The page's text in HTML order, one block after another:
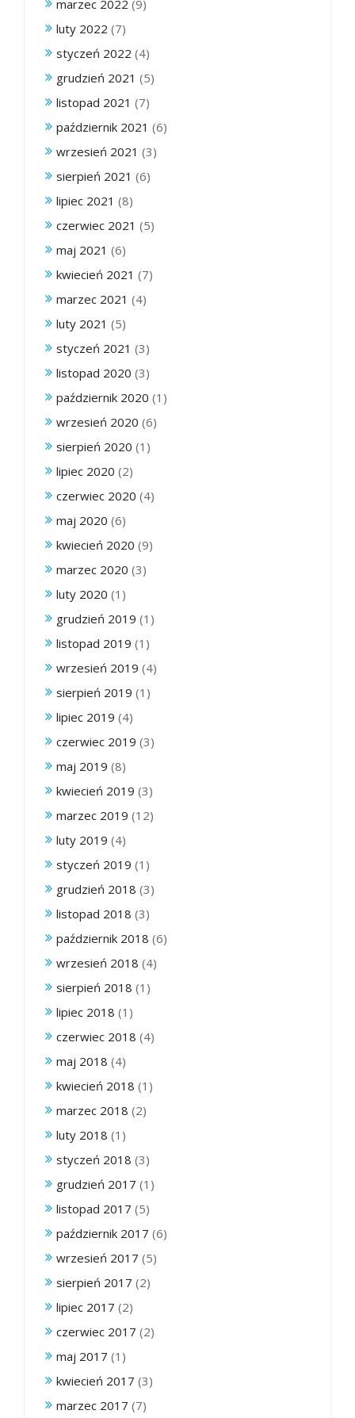
marzec 2022 (9)
luty 2022 (7)
styczeń 2022 (4)
grudzień 2021 (5)
listopad 2021 (7)
październik 2021 (6)
wrzesień 2021 (3)
sierpień 2021 (6)
lipiec 2021 (8)
czerwiec 2021 (5)
maj 2021 (6)
kwiecień 2021 (7)
marzec 2021 (4)
luty 2021 (5)
styczeń 2021 (3)
listopad 2020 (3)
październik 2020 (1)
wrzesień 2020 (6)
sierpień 2020 (1)
lipiec 2020 (2)
czerwiec 2020 (4)
maj 2020 (6)
kwiecień 2020 (9)
marzec 2020 (3)
luty 2020 (1)
grudzień 2019 (1)
listopad 2019 (1)
wrzesień 2019 (4)
sierpień 2019 (1)
lipiec 2019 (4)
czerwiec 2019 (3)
maj 2019 (8)
kwiecień 2019 (3)
marzec 2019 (12)
luty 2019 (4)
styczeń 2019 (1)
grudzień 2018 (3)
listopad 2018 (3)
październik 2018 (6)
wrzesień 2018 (4)
sierpień 2018 (1)
lipiec 2018 (1)
czerwiec 2018 (4)
maj 2018 (4)
kwiecień 2018 (1)
marzec 2018 (2)
luty 2018 (1)
styczeń 2018 (3)
grudzień 2017 (1)
listopad 2017 (5)
październik 2017 (6)
wrzesień 2017 (5)
sierpień 2017 (2)
lipiec 2017 (2)
czerwiec 2017 (2)
maj 2017 (1)
kwiecień 2017 (3)
marzec 2017 (7)